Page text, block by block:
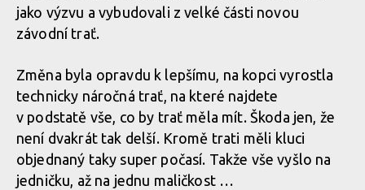
jako výzvu a vybudovali z velké části novou
závodní trať.
Změna byla opravdu k lepšímu, na kopci vyrostla
technicky náročná trať, na které najdete
v podstatě vše, co by trať měla mít. Škoda jen, že
není dvakrát tak delší. Kromě trati měli kluci
objednaný taky super počasí. Takže vše vyšlo na
jedničku, až na jednu maličkost …